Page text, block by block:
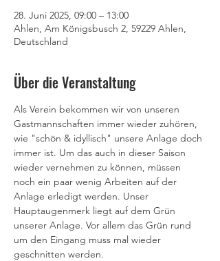
28. Juni 2025, 09:00 – 13:00
Ahlen, Am Königsbusch 2, 59229 Ahlen,
Deutschland
Über die Veranstaltung
Als Verein bekommen wir von unseren
Gastmannschaften immer wieder zuhören,
wie "schön & idyllisch" unsere Anlage doch
immer ist. Um das auch in dieser Saison
wieder vernehmen zu können, müssen
noch ein paar wenig Arbeiten auf der
Anlage erledigt werden. Unser
Hauptaugenmerk liegt auf dem Grün
unserer Anlage. Vor allem das Grün rund
um den Eingang muss mal wieder
geschnitten werden.